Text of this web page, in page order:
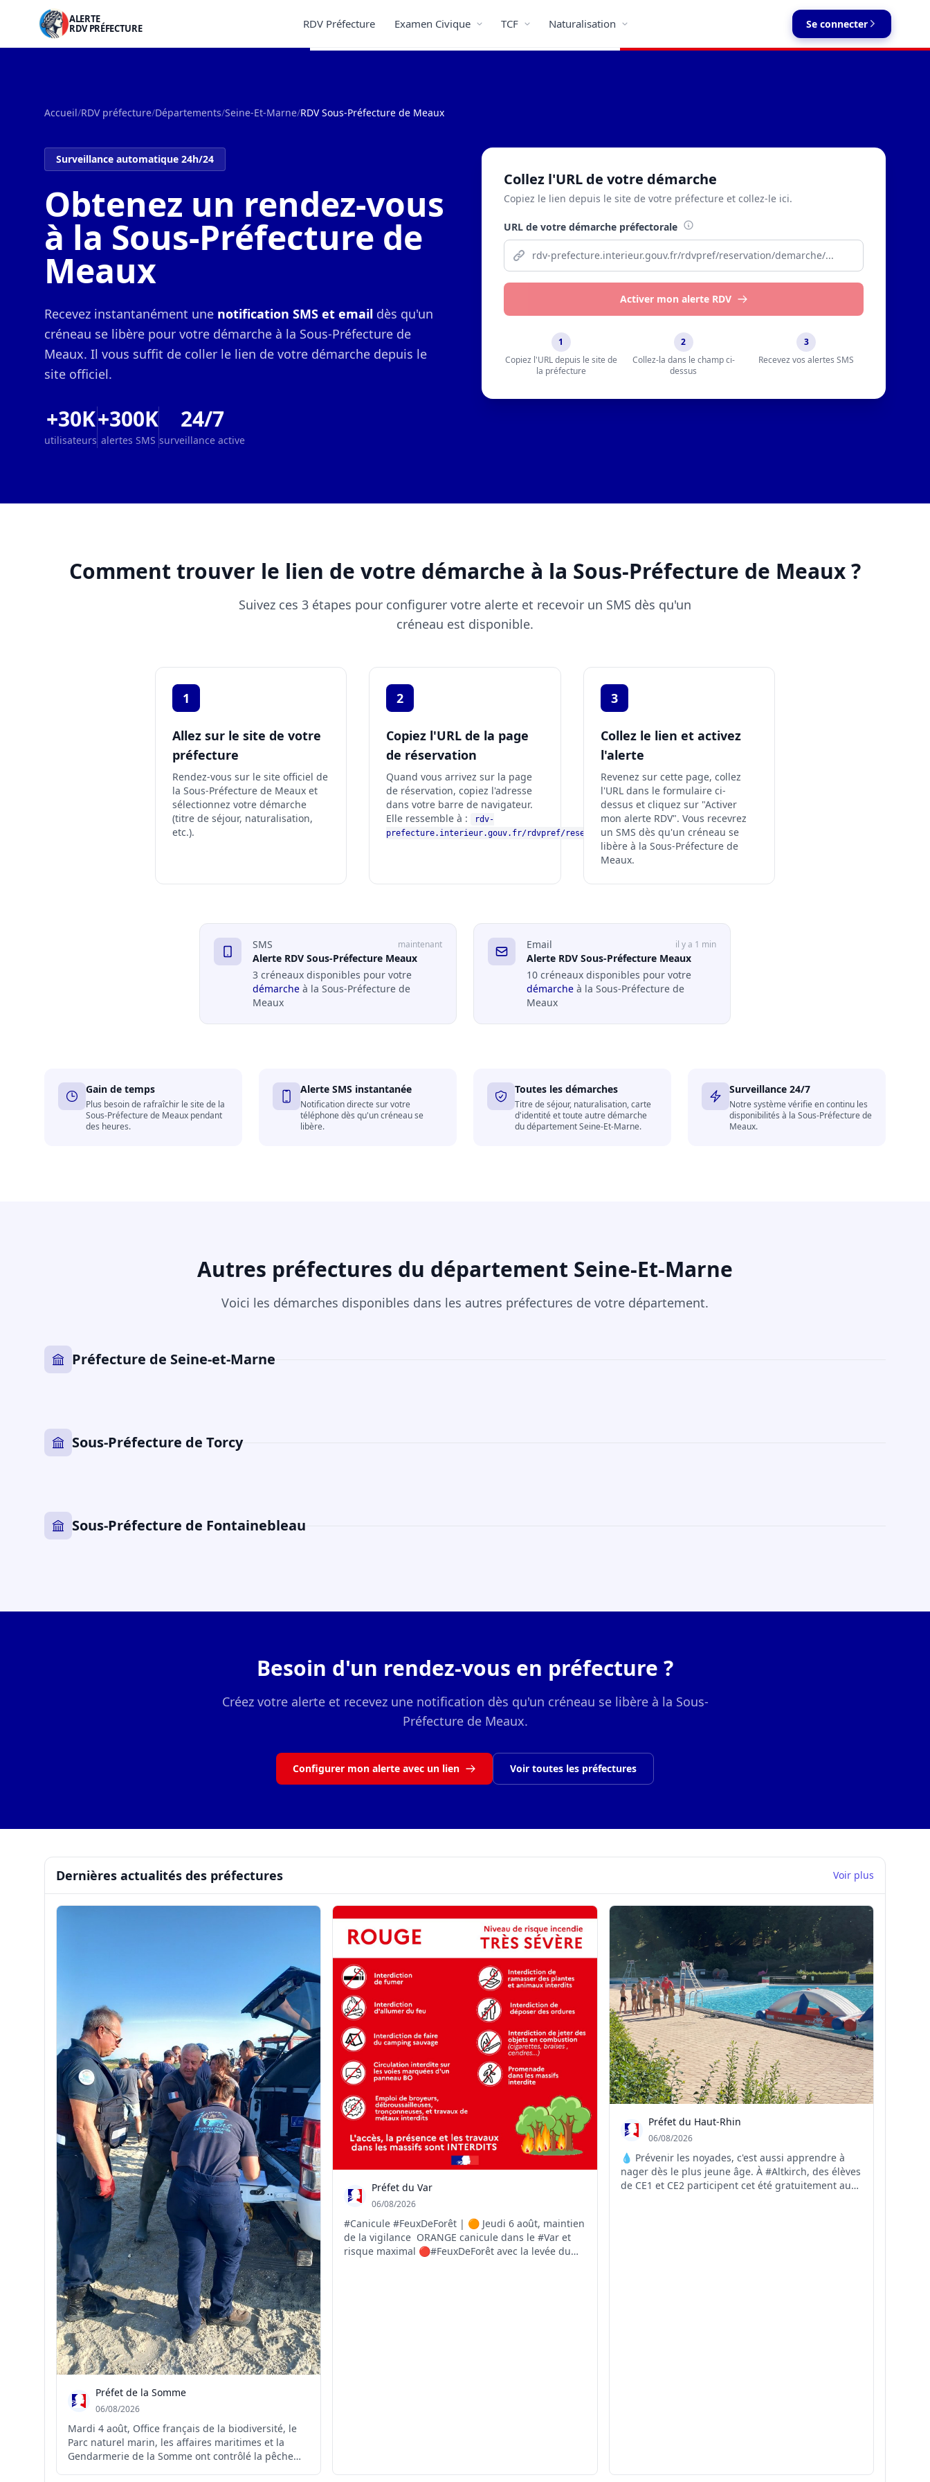
ALERTE
RDV PRÉFECTURE RDV Préfecture Examen Civique TCF Naturalisation Se connecter
Accueil/RDV préfecture/Départements/Seine-Et-Marne/RDV Sous-Préfecture de Meaux
Surveillance automatique 24h/24
Obtenez un rendez-vous
à la Sous-Préfecture de
Meaux
Recevez instantanément une notification SMS et email dès qu'un
créneau se libère pour votre démarche à la Sous-Préfecture de
Meaux. Il vous suffit de coller le lien de votre démarche depuis le
site officiel.
+30K
utilisateurs
+300K
alertes SMS
24/7
surveillance active
Collez l'URL de votre démarche
Copiez le lien depuis le site de votre préfecture et collez-le ici.
URL de votre démarche préfectorale
Activer mon alerte RDV
1
Copiez l'URL depuis le site de
la préfecture
2
Collez-la dans le champ ci-
dessus
3
Recevez vos alertes SMS
Comment trouver le lien de votre démarche à la Sous-Préfecture de Meaux ?
Suivez ces 3 étapes pour configurer votre alerte et recevoir un SMS dès qu'un
créneau est disponible.
1
Allez sur le site de votre
préfecture
Rendez-vous sur le site officiel de
la Sous-Préfecture de Meaux et
sélectionnez votre démarche
(titre de séjour, naturalisation,
etc.).
2
Copiez l'URL de la page
de réservation
Quand vous arrivez sur la page
de réservation, copiez l'adresse
dans votre barre de navigateur.
Elle ressemble à :
rdv-
prefecture.interieur.gouv.fr/rdvpref/reservation/demarche/XXXX
3
Collez le lien et activez
l'alerte
Revenez sur cette page, collez
l'URL dans le formulaire ci-
dessus et cliquez sur "Activer
mon alerte RDV". Vous recevrez
un SMS dès qu'un créneau se
libère à la Sous-Préfecture de
Meaux.
SMS maintenant
Alerte RDV Sous-Préfecture Meaux
3 créneaux disponibles pour votre
démarche à la Sous-Préfecture de
Meaux
Email il y a 1 min
Alerte RDV Sous-Préfecture Meaux
10 créneaux disponibles pour votre
démarche à la Sous-Préfecture de
Meaux
Gain de temps
Plus besoin de rafraîchir le site de la
Sous-Préfecture de Meaux pendant
des heures.
Alerte SMS instantanée
Notification directe sur votre
téléphone dès qu'un créneau se
libère.
Toutes les démarches
Titre de séjour, naturalisation, carte
d'identité et toute autre démarche
du département Seine-Et-Marne.
Surveillance 24/7
Notre système vérifie en continu les
disponibilités à la Sous-Préfecture de
Meaux.
Autres préfectures du département Seine-Et-Marne
Voici les démarches disponibles dans les autres préfectures de votre département.
Préfecture de Seine-et-Marne
Sous-Préfecture de Torcy
Sous-Préfecture de Fontainebleau
Besoin d'un rendez-vous en préfecture ?
Créez votre alerte et recevez une notification dès qu'un créneau se libère à la Sous-
Préfecture de Meaux.
Configurer mon alerte avec un lien Voir toutes les préfectures
Dernières actualités des préfectures Voir plus
Préfet de la Somme
06/08/2026
Mardi 4 août, Office français de la biodiversité, le
Parc naturel marin, les affaires maritimes et la
Gendarmerie de la Somme ont contrôlé la pêche
Préfet du Var
06/08/2026
#Canicule #FeuxDeForêt | 🟠 Jeudi 6 août, maintien
de la vigilance ORANGE canicule dans le #Var et
risque maximal 🔴#FeuxDeForêt avec la levée du
Préfet du Haut-Rhin
06/08/2026
💧 Prévenir les noyades, c'est aussi apprendre à
nager dès le plus jeune âge. À #Altkirch, des élèves
de CE1 et CE2 participent cet été gratuitement au